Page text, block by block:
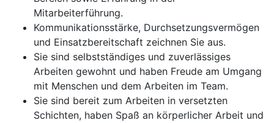
Mitarbeiterführung.
Kommunikationsstärke, Durchsetzungsvermögen
und Einsatzbereitschaft zeichnen Sie aus.
Sie sind selbstständiges und zuverlässiges
Arbeiten gewohnt und haben Freude am Umgang
mit Menschen und dem Arbeiten im Team.
Sie sind bereit zum Arbeiten in versetzten
Schichten, haben Spaß an körperlicher Arbeit und